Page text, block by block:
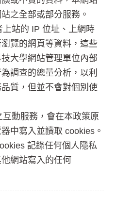
之全部或部分服務。
站的 IP 位址、上網時
覽的網頁等資料，這些
大學網站管理單位內部
調查的總量分析，以利
質，但並不會對個別使
動服務，會在本政策原
中寫入並讀取 cookies。
記錄任何個人隱私
網站寫入的任何